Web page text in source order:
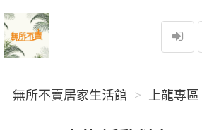
無所不賣居家生活館
無所不賣居家生活館 上龍專區